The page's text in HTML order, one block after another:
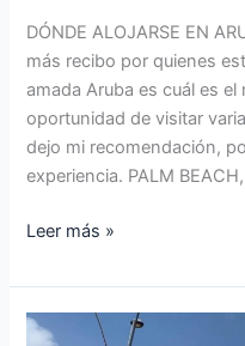
DÓNDE ALOJARSE EN
más recibo por quienes
amada Aruba es cuál es el
oportunidad de visitar
dejo mi recomendación,
experiencia. PALM
Leer más »
QUÉ